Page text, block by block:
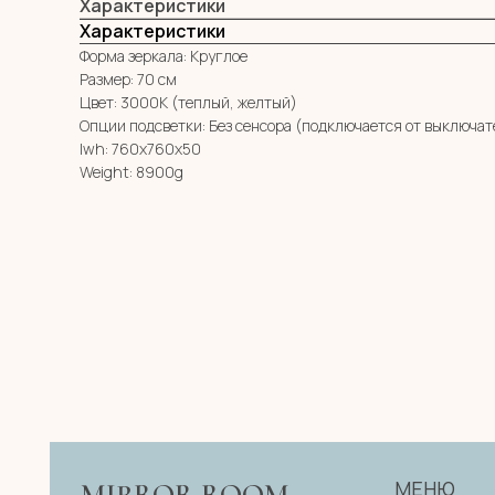
Характеристики
Характеристики
Форма зеркала: Круглое
Размер: 70 см
Цвет: 3000К (теплый, желтый)
Опции подсветки: Без сенсора (подключается от
lwh: 760x760x50
Weight: 8900g
Адрес: 350037, г. Краснодар,